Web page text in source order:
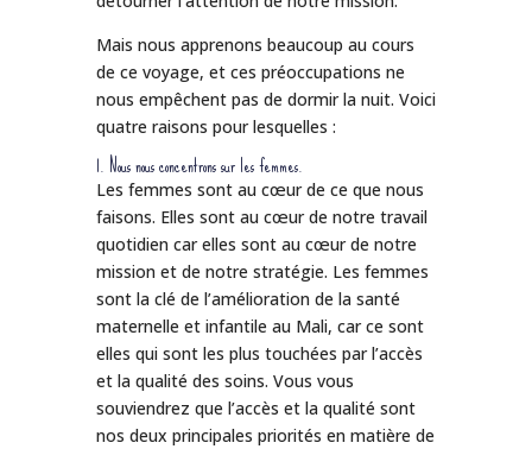
Mais nous apprenons beaucoup au cours
de ce voyage, et ces préoccupations ne
nous empêchent pas de dormir la nuit. Voici
quatre raisons pour lesquelles :
1. Nous nous concentrons sur les femmes.
Les femmes sont au cœur de ce que nous
faisons. Elles sont au cœur de notre travail
quotidien car elles sont au cœur de notre
mission et de notre stratégie. Les femmes
sont la clé de l’amélioration de la santé
maternelle et infantile au Mali, car ce sont
elles qui sont les plus touchées par l’accès
et la qualité des soins. Vous vous
souviendrez que l’accès et la qualité sont
nos deux principales priorités en matière de